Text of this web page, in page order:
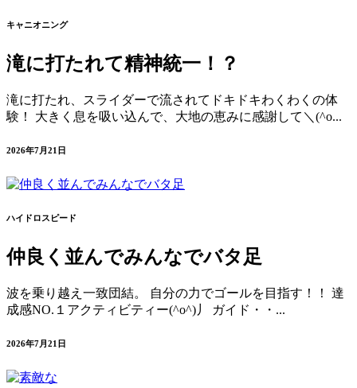
キャニオニング
滝に打たれて精神統一！？
滝に打たれ、スライダーで流されてドキドキわくわくの体
験！ 大きく息を吸い込んで、大地の恵みに感謝して＼(^o...
2026年7月21日
ハイドロスピード
仲良く並んでみんなでバタ足
波を乗り越え一致団結。 自分の力でゴールを目指す！！ 達
成感NO.１アクティビティー(^o^)丿 ガイド・・...
2026年7月21日